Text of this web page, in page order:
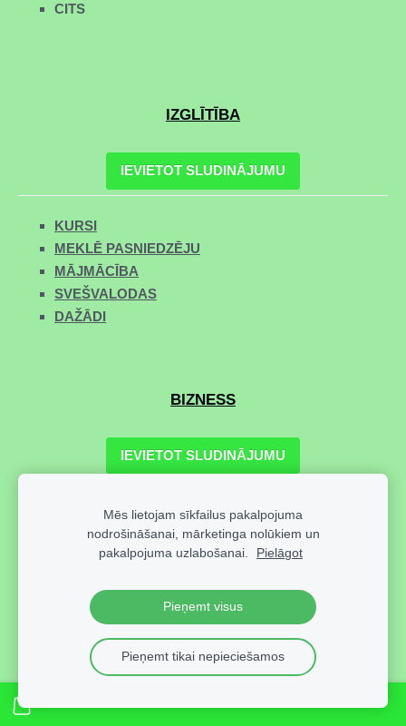
CITS
IZGLĪTĪBA
IEVIETOT SLUDINĀJUMU
KURSI
MEKLĒ PASNIEDZĒJU
MĀJMĀCĪBA
SVEŠVALODAS
DAŽĀDI
BIZNESS
IEVIETOT SLUDINĀJUMU
DARĪJUMU KONTAKTI
JURIDISKIE PAKALPOJUMI
FINANŠU PAKALPOJUMI
DAŽĀDI
Mēs lietojam sīkfailus pakalpojuma
nodrošināšanai, mārketinga nolūkiem un
pakalpojuma uzlabošanai.
Pielāgot
Pieņemt visus
Pieņemt tikai nepieciešamos